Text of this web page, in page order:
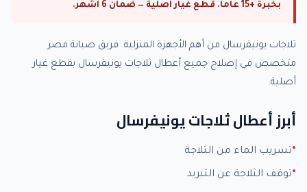
بخبرة +15 عاماً. قطع غيار أصلية — ضمان 6 أشهر.
ثلاجات يونيفرسال من أهم الأجهزة المنزلية. فريق صيانة مصر
متخصص في إصلاح جميع أعطال ثلاجات يونيفرسال بقطع غيار
أصلية.
أبرز أعطال ثلاجات يونيفرسال
تسريب الماء من الثلاجة
توقف الثلاجة عن التبريد